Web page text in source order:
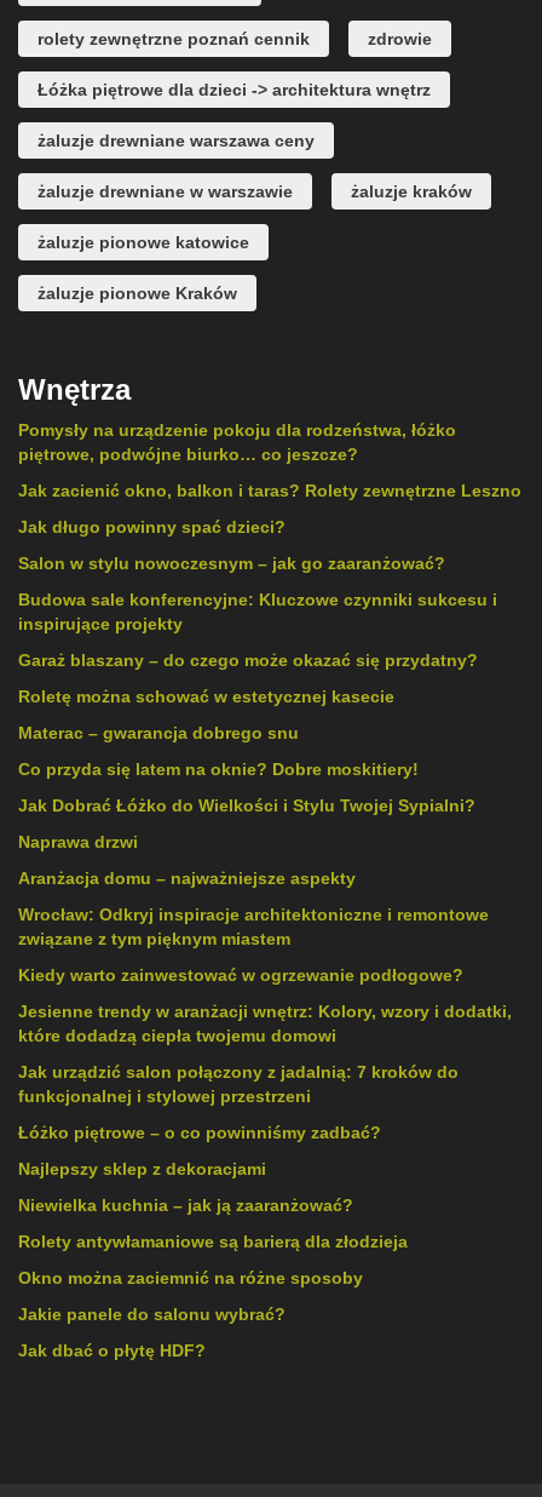
rolety zewnętrzne poznań cennik zdrowie
Łóżka piętrowe dla dzieci -> architektura wnętrz
żaluzje drewniane warszawa ceny
żaluzje drewniane w warszawie żaluzje kraków
żaluzje pionowe katowice
żaluzje pionowe Kraków
Wnętrza
Pomysły na urządzenie pokoju dla rodzeństwa, łóżko
piętrowe, podwójne biurko… co jeszcze?
Jak zacienić okno, balkon i taras? Rolety zewnętrzne Leszno
Jak długo powinny spać dzieci?
Salon w stylu nowoczesnym – jak go zaaranżować?
Budowa sale konferencyjne: Kluczowe czynniki sukcesu i
inspirujące projekty
Garaż blaszany – do czego może okazać się przydatny?
Roletę można schować w estetycznej kasecie
Materac – gwarancja dobrego snu
Co przyda się latem na oknie? Dobre moskitiery!
Jak Dobrać Łóżko do Wielkości i Stylu Twojej Sypialni?
Naprawa drzwi
Aranżacja domu – najważniejsze aspekty
Wrocław: Odkryj inspiracje architektoniczne i remontowe
związane z tym pięknym miastem
Kiedy warto zainwestować w ogrzewanie podłogowe?
Jesienne trendy w aranżacji wnętrz: Kolory, wzory i dodatki,
które dodadzą ciepła twojemu domowi
Jak urządzić salon połączony z jadalnią: 7 kroków do
funkcjonalnej i stylowej przestrzeni
Łóżko piętrowe – o co powinniśmy zadbać?
Najlepszy sklep z dekoracjami
Niewielka kuchnia – jak ją zaaranżować?
Rolety antywłamaniowe są barierą dla złodzieja
Okno można zaciemnić na różne sposoby
Jakie panele do salonu wybrać?
Jak dbać o płytę HDF?